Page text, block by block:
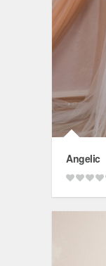
Angelic